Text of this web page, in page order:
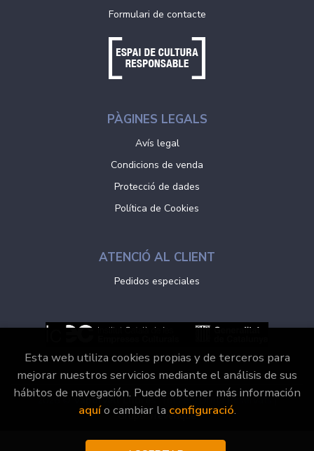
Formulari de contacte
PÀGINES LEGALS
Avís legal
Condicions de venda
Protecció de dades
Política de Cookies
ATENCIÓ AL CLIENT
Pedidos especiales
2026 © Vaporvell Llibres. Tots els Drets Reservats |
Grupo Trevenque
Esta web utiliza cookies propias y de terceros para
mejorar nuestros servicios mediante el análisis de sus
hábitos de navegación. Puede obtener más información
aquío cambiar la configuració.